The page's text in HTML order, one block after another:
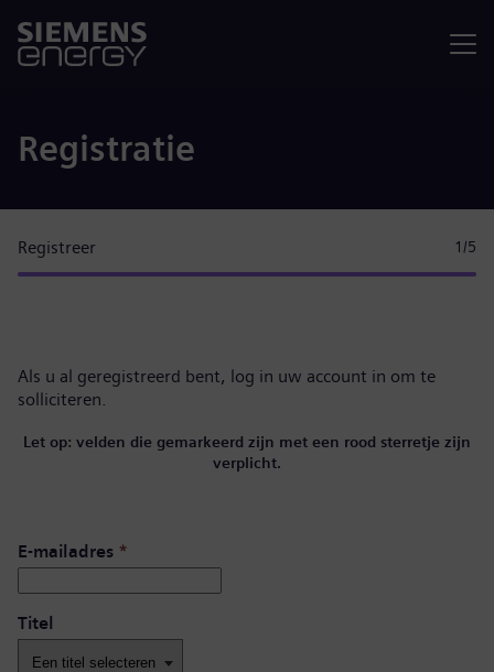
Registratie
Registreer 1 /5
Als u al geregistreerd bent, log in uw account in om te
solliciteren.
Let op: velden die gemarkeerd zijn met een rood sterretje zijn
verplicht.
E-mailadres *
Titel